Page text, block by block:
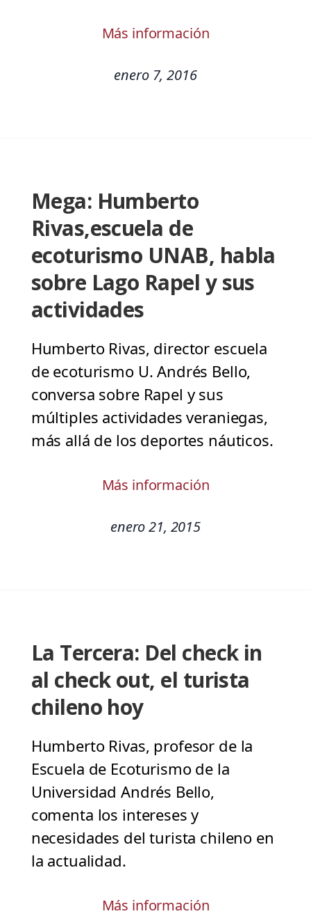
Más información
enero 7, 2016
Mega: Humberto
Rivas,escuela de
ecoturismo UNAB, habla
sobre Lago Rapel y sus
actividades
Humberto Rivas, director escuela
de ecoturismo U. Andrés Bello,
conversa sobre Rapel y sus
múltiples actividades veraniegas,
más allá de los deportes náuticos.
Más información
enero 21, 2015
La Tercera: Del check in
al check out, el turista
chileno hoy
Humberto Rivas, profesor de la
Escuela de Ecoturismo de la
Universidad Andrés Bello,
comenta los intereses y
necesidades del turista chileno en
la actualidad.
Más información